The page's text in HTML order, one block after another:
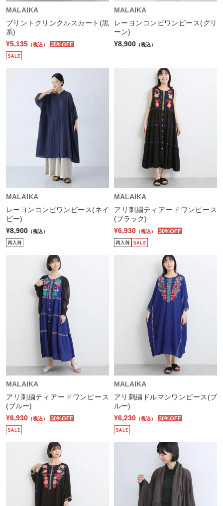
MALAIKA
プリントクリンクルスカート(黒
系)
¥5,135 （税込） 35%OFF
MALAIKA
レーヨンコンビワンピース(グリ
ーン)
¥8,900 （税込）
MALAIKA
レーヨンコンビワンピース(ネイ
ビー)
¥8,900 （税込）
MALAIKA
アリ刺繍ティアードワンピース
(ブラック)
¥6,930 （税込） 30%OFF
MALAIKA
アリ刺繍ティアードワンピース
(ブルー)
¥6,930 （税込） 30%OFF
MALAIKA
アリ刺繍ドルマンワンピース(ブ
ルー)
¥6,230 （税込） 30%OFF